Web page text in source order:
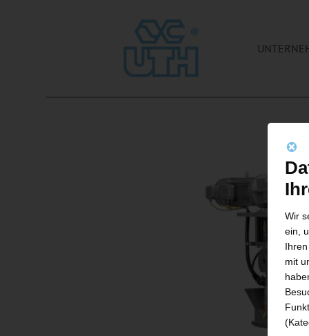
Wir
ein,
mit